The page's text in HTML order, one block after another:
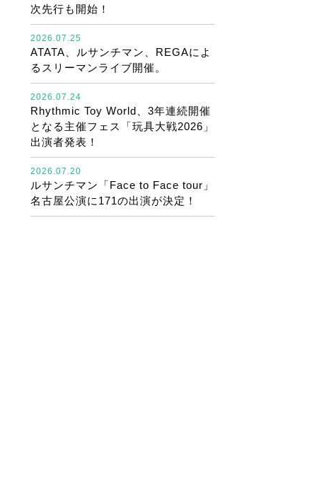
次先行も開始！
2026.07.25
ATATA、ルサンチマン、REGAによ
るスリーマンライブ開催。
2026.07.24
Rhythmic Toy World、3年連続開催
となる主催フェス「玩具大戦2026」
出演者発表！
2026.07.20
ルサンチマン「Face to Face tour」
名古屋公演に171の出演が決定！